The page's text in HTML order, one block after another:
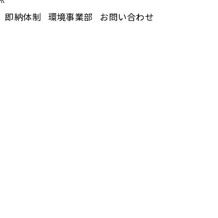
即納体制
環境事業部 お問い合わせ